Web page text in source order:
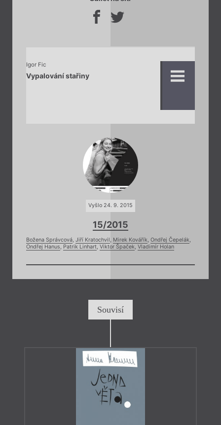
Igor Fic
Vypalování stařiny
Vyšlo 24. 9. 2015
15/2015
Božena Správcová, Jiří Kratochvil, Mirek Kovářík, Ondřej Čepelák,
Ondřej Hanus, Patrik Linhart, Viktor Špaček, Vladimír Holan
Souvisí